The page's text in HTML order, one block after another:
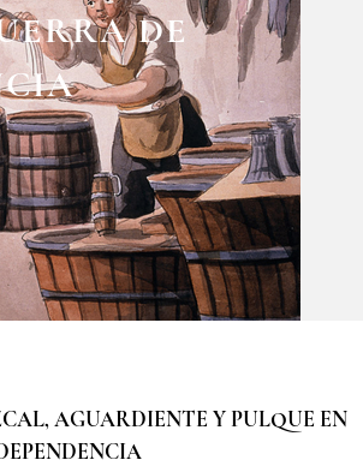
DE
PARA
AGUARDIENTE Y PULQUE EN